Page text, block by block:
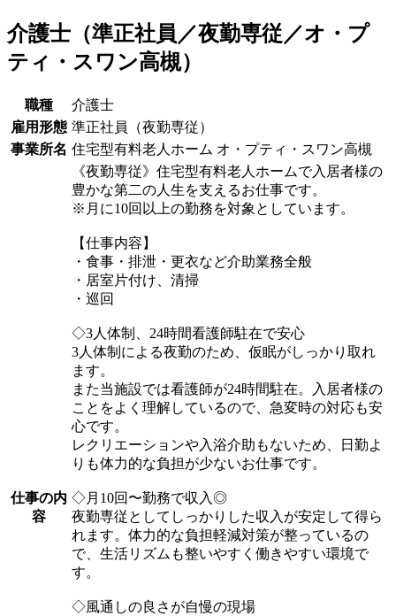
介護士（準正社員／夜勤専従／オ・プ
ティ・スワン高槻）
職種
介護士
雇用形態 準正社員（夜勤専従）
事業所名 住宅型有料老人ホーム オ・プティ・スワン高槻
仕事の内
容
《夜勤専従》住宅型有料老人ホームで入居者様の
豊かな第二の人生を支えるお仕事です。
※月に10回以上の勤務を対象としています。
【仕事内容】
・食事・排泄・更衣など介助業務全般
・居室片付け、清掃
・巡回
◇3人体制、24時間看護師駐在で安心
3人体制による夜勤のため、仮眠がしっかり取れ
ます。
また当施設では看護師が24時間駐在。入居者様の
ことをよく理解しているので、急変時の対応も安
心です。
レクリエーションや入浴介助もないため、日勤よ
りも体力的な負担が少ないお仕事です。
◇月10回〜勤務で収入◎
夜勤専従としてしっかりした収入が安定して得ら
れます。体力的な負担軽減対策が整っているの
で、生活リズムも整いやすく働きやすい環境で
す。
◇風通しの良さが自慢の現場